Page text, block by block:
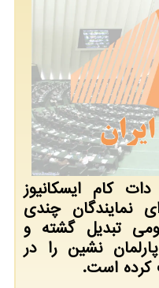
کام ایسکانیوز
نمایندگان چندی
تبدیل گشته و
نشین را در
است.